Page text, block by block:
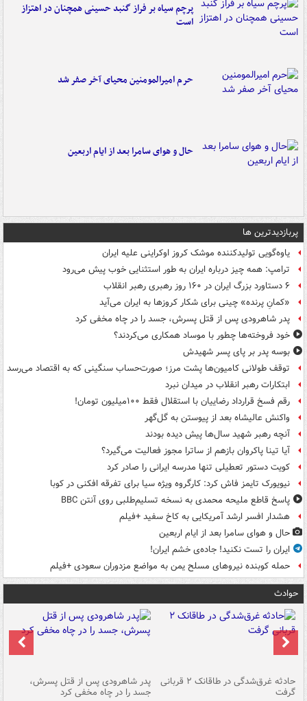
پرچم سیاه بر فراز گنبد حسینی همچنان در اهتزاز
است
حرم امیرالمومنین محیای آخر صفر شد
حال و هوای سامرا بعد از ایام اربعین
پربازدیدترین ها
یاوه‌گویی تولیدکننده موشک کروز اوکراینی علیه ایران
ترامپ: همه چیز درباره ایران به طور استثنایی خوب پیش می‌رود
۶ دستاورد بزرگ ایران در ۱۶۰ روز رهبری رهبر انقلاب
«کمانِ پرنده» چینی برای شکار کروزها به ایران می‌آید
پدر شاهرودی پس از قتل پسرش، جسد را در چاه مخفی کرد
خود فروخته‌ها چطور با موساد همکاری می‌کردند؟
بوسه‌ پدر بر پای پسر شهیدش
توقف طولانی کامیون‌ها پشت مرز؛ صورت‌حساب سنگینی که به اقتصاد می‌رسد
ابتکارات رهبر انقلاب در میدان نبرد
رقم فسخ قرارداد رضاییان با استقلال فقط ۱۰۰میلیون تومان!
واکنش عالیشاه بعد از پیوستن به گل‌گهر
آنچه رهبر شهید سال‌ها پیش دیده بودند
آیا تینا پاکروان بازهم از ساترا مجوز فعالیت می‌گیرد؟
کویت دستور تعطیلی تنها مدرسه ایرانی را صادر کرد
نیویورک تایمز فاش کرد: کارگروه ویژه سیا برای تفرقه افکنی در کوبا
پاسخ قاطع ملیحه محمدی به نسخه تسلیم‌طلبی روی آنتن BBC
هشدار افسر ارشد آمریکایی به کاخ سفید +فیلم
حال و هوای سامرا بعد از ایام اربعین
ایران را تست نکنید! جاده‌ی خشم ایران!
حمله کوبنده نیروهای مسلح یمن به مواضع مزدوران سعودی +فیلم
حوادث
حادثه غرق‌شدگی در طاقانک ۲ قربانی
گرفت
پدر شاهرودی پس از قتل پسرش،
جسد را در چاه مخفی کرد